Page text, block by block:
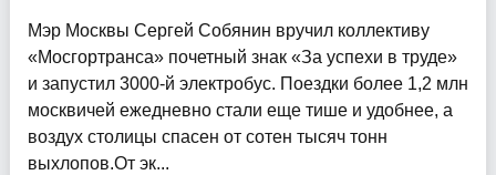
Мэр Москвы Сергей Собянин вручил коллективу
«Мосгортранса» почетный знак «За успехи в труде»
и запустил 3000-й электробус. Поездки более 1,2 млн
москвичей ежедневно стали еще тише и удобнее, а
воздух столицы спасен от сотен тысяч тонн
выхлопов.От эк...